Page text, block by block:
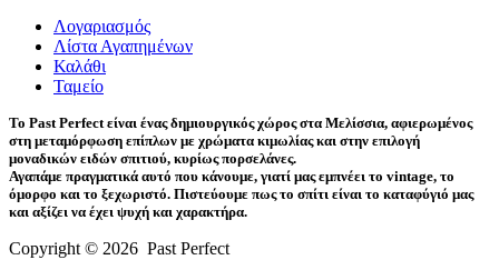
Λογαριασμός
Λίστα Αγαπημένων
Καλάθι
Ταμείο
Το Past Perfect είναι ένας δημιουργικός χώρος στα Μελίσσια, αφιερωμένος
στη μεταμόρφωση επίπλων με χρώματα κιμωλίας και στην επιλογή
μοναδικών ειδών σπιτιού, κυρίως πορσελάνες.
Αγαπάμε πραγματικά αυτό που κάνουμε, γιατί μας εμπνέει το vintage, το
όμορφο και το ξεχωριστό. Πιστεύουμε πως το σπίτι είναι το καταφύγιό μας
και αξίζει να έχει ψυχή και χαρακτήρα.
Copyright © 2026 Past Perfect